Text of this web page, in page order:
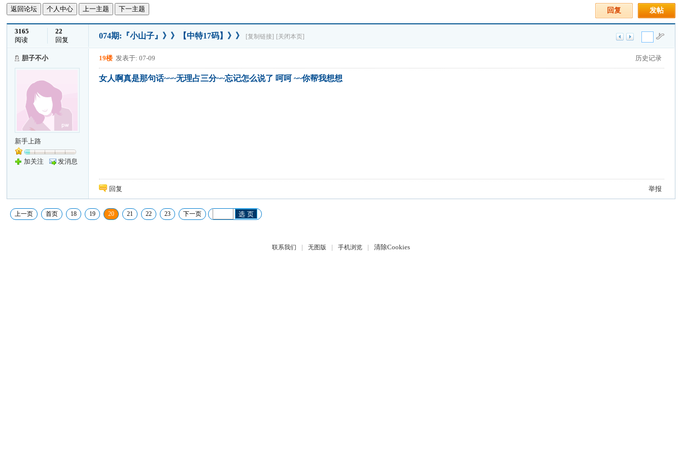
返回论坛 个人中心 上一主题 下一主题 发帖
回复
3165
阅读
22
回复
074期:『小山子』》》【中特17码】》》 [复制链接] [关闭本页]
胆子不小
新手上路
加关注 发消息
历史记录
19楼 发表于: 07-09
女人啊真是那句话~~~无理占三分~~忘记怎么说了 呵呵 ~~你帮我想想
回复 举报
上一页 首页 18 19 20 21 22 23 下一页 选 页
联系我们 | 无图版 | 手机浏览 | 清除Cookies